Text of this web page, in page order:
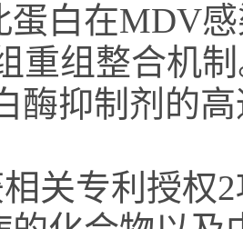
蛋白在MDV
重组整合机
酶抑制剂的
相关专利授权